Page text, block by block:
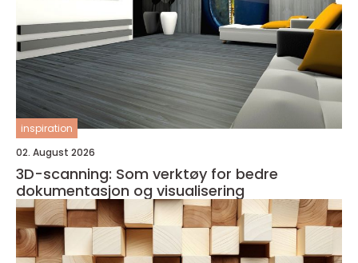
inspiration
02. August 2026
3D-scanning: Som verktøy for bedre
dokumentasjon og visualisering